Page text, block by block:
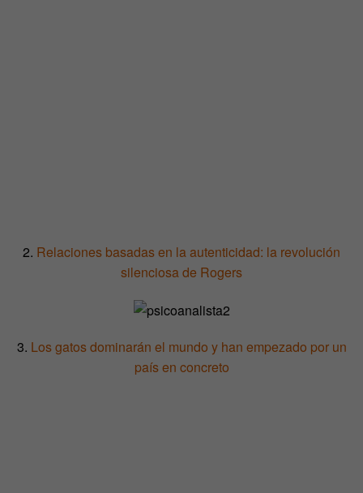
2. Relaciones basadas en la autenticidad: la revolución
silenciosa de Rogers
3. Los gatos dominarán el mundo y han empezado por un
país en concreto